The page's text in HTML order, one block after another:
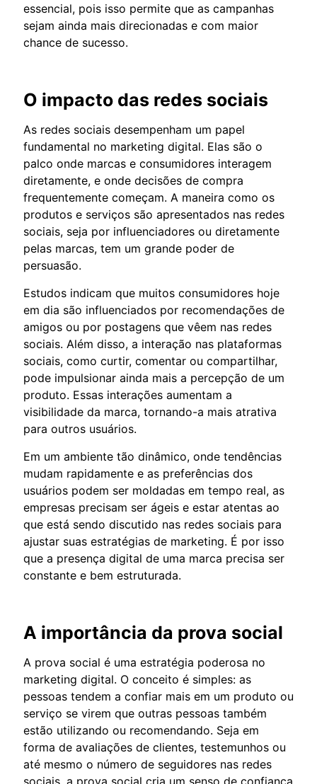
essencial, pois isso permite que as campanhas
sejam ainda mais direcionadas e com maior
chance de sucesso.
O impacto das redes sociais
As redes sociais desempenham um papel
fundamental no marketing digital. Elas são o
palco onde marcas e consumidores interagem
diretamente, e onde decisões de compra
frequentemente começam. A maneira como os
produtos e serviços são apresentados nas redes
sociais, seja por influenciadores ou diretamente
pelas marcas, tem um grande poder de
persuasão.
Estudos indicam que muitos consumidores hoje
em dia são influenciados por recomendações de
amigos ou por postagens que vêem nas redes
sociais. Além disso, a interação nas plataformas
sociais, como curtir, comentar ou compartilhar,
pode impulsionar ainda mais a percepção de um
produto. Essas interações aumentam a
visibilidade da marca, tornando-a mais atrativa
para outros usuários.
Em um ambiente tão dinâmico, onde tendências
mudam rapidamente e as preferências dos
usuários podem ser moldadas em tempo real, as
empresas precisam ser ágeis e estar atentas ao
que está sendo discutido nas redes sociais para
ajustar suas estratégias de marketing. É por isso
que a presença digital de uma marca precisa ser
constante e bem estruturada.
A importância da prova social
A prova social é uma estratégia poderosa no
marketing digital. O conceito é simples: as
pessoas tendem a confiar mais em um produto ou
serviço se virem que outras pessoas também
estão utilizando ou recomendando. Seja em
forma de avaliações de clientes, testemunhos ou
até mesmo o número de seguidores nas redes
sociais, a prova social cria um senso de confiança